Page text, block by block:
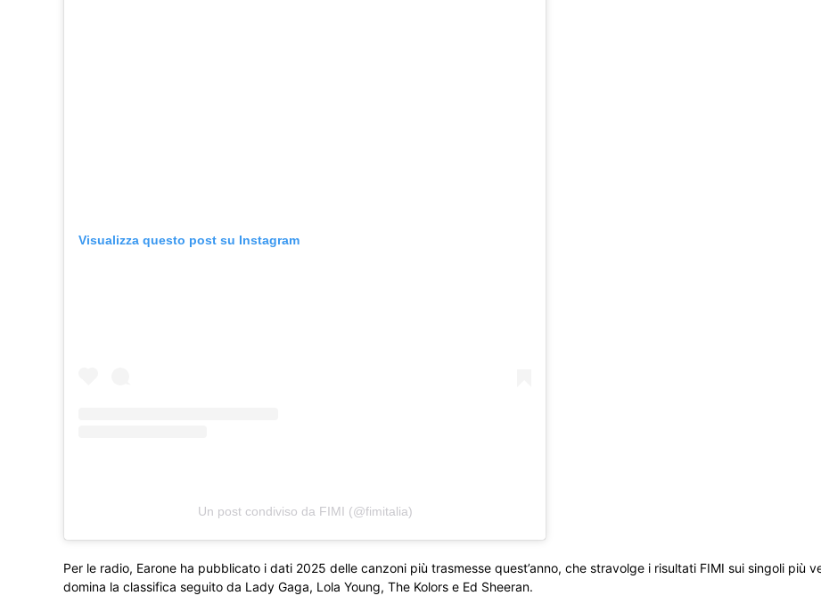
Visualizza questo post su Instagram
Un post condiviso da FIMI (@fimitalia)
Per le radio, Earone ha pubblicato i dati 2025 delle canzoni più trasmesse quest’anno, che stravolge i risultati FIMI sui singoli più
domina la classifica seguito da Lady Gaga, Lola Young, The Kolors e Ed Sheeran.